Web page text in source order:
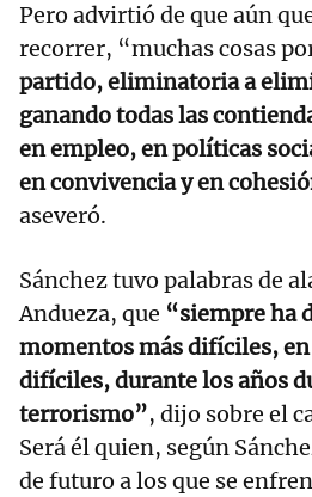
Pero advirtió de que aún
recorrer, “muchas cosas
partido, eliminatoria a
ganando todas las
en empleo, en políticas
en convivencia y en
aseveró.
Sánchez tuvo palabras de
Andueza, que “siempre ha
momentos más difíciles, en
difíciles, durante los años
terrorismo”, dijo sobre el
Será él quien, según
de futuro a los que se